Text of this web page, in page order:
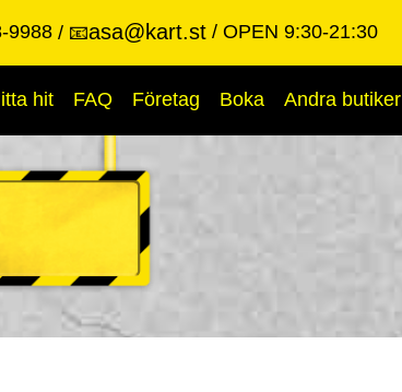
9988 📧asa@kart.st OPEN 9:30-21:30
hit FAQ Företag Boka Andra butiker